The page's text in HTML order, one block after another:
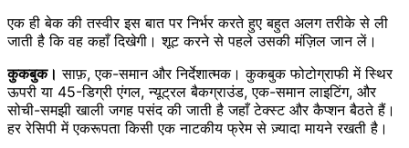
एक ही बेक की तस्वीर इस बात पर निर्भर करते हुए बहुत अलग तरीके से ली
जाती है कि वह कहाँ दिखेगी। शूट करने से पहले उसकी मंज़िल जान लें।
कुकबुक। साफ़, एक-समान और निर्देशात्मक। कुकबुक फोटोग्राफी में स्थिर
ऊपरी या 45-डिग्री एंगल, न्यूट्रल बैकग्राउंड, एक-समान लाइटिंग, और
सोची-समझी खाली जगह पसंद की जाती है जहाँ टेक्स्ट और कैप्शन बैठते हैं।
हर रेसिपी में एकरूपता किसी एक नाटकीय फ्रेम से ज़्यादा मायने रखती है।